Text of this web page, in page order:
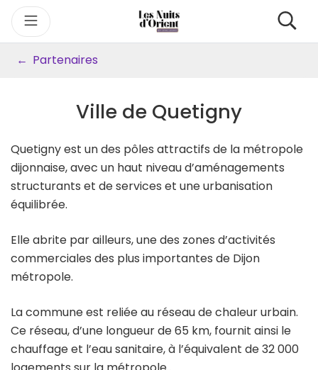
Gestion des traceurs
Aller
au
contenu
Partenaires
Ville de Quetigny
Quetigny est un des pôles attractifs de la métropole
dijonnaise, avec un haut niveau d’aménagements
structurants et de services et une urbanisation
équilibrée.
Elle abrite par ailleurs, une des zones d’activités
commerciales des plus importantes de Dijon
métropole.
La commune est reliée au réseau de chaleur urbain.
Ce réseau, d’une longueur de 65 km, fournit ainsi le
chauffage et l’eau sanitaire, à l’équivalent de 32 000